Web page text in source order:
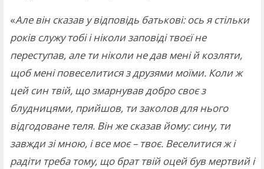
«Але він сказав у відповідь батькові: ось я стільки
років служу тобі і ніколи заповіді твоєї не
переступав, але ти ніколи не дав мені й козляти,
щоб мені повеселитися з друзями моїми. Коли ж
цей син твій, що змарнував добро своє з
блудницями, прийшов, ти заколов для нього
відгодоване теля. Він же сказав йому: сину, ти
завжди зі мною, і все моє – твоє. Веселитися ж і
радіти треба тому, що брат твій оцей був мертвий і